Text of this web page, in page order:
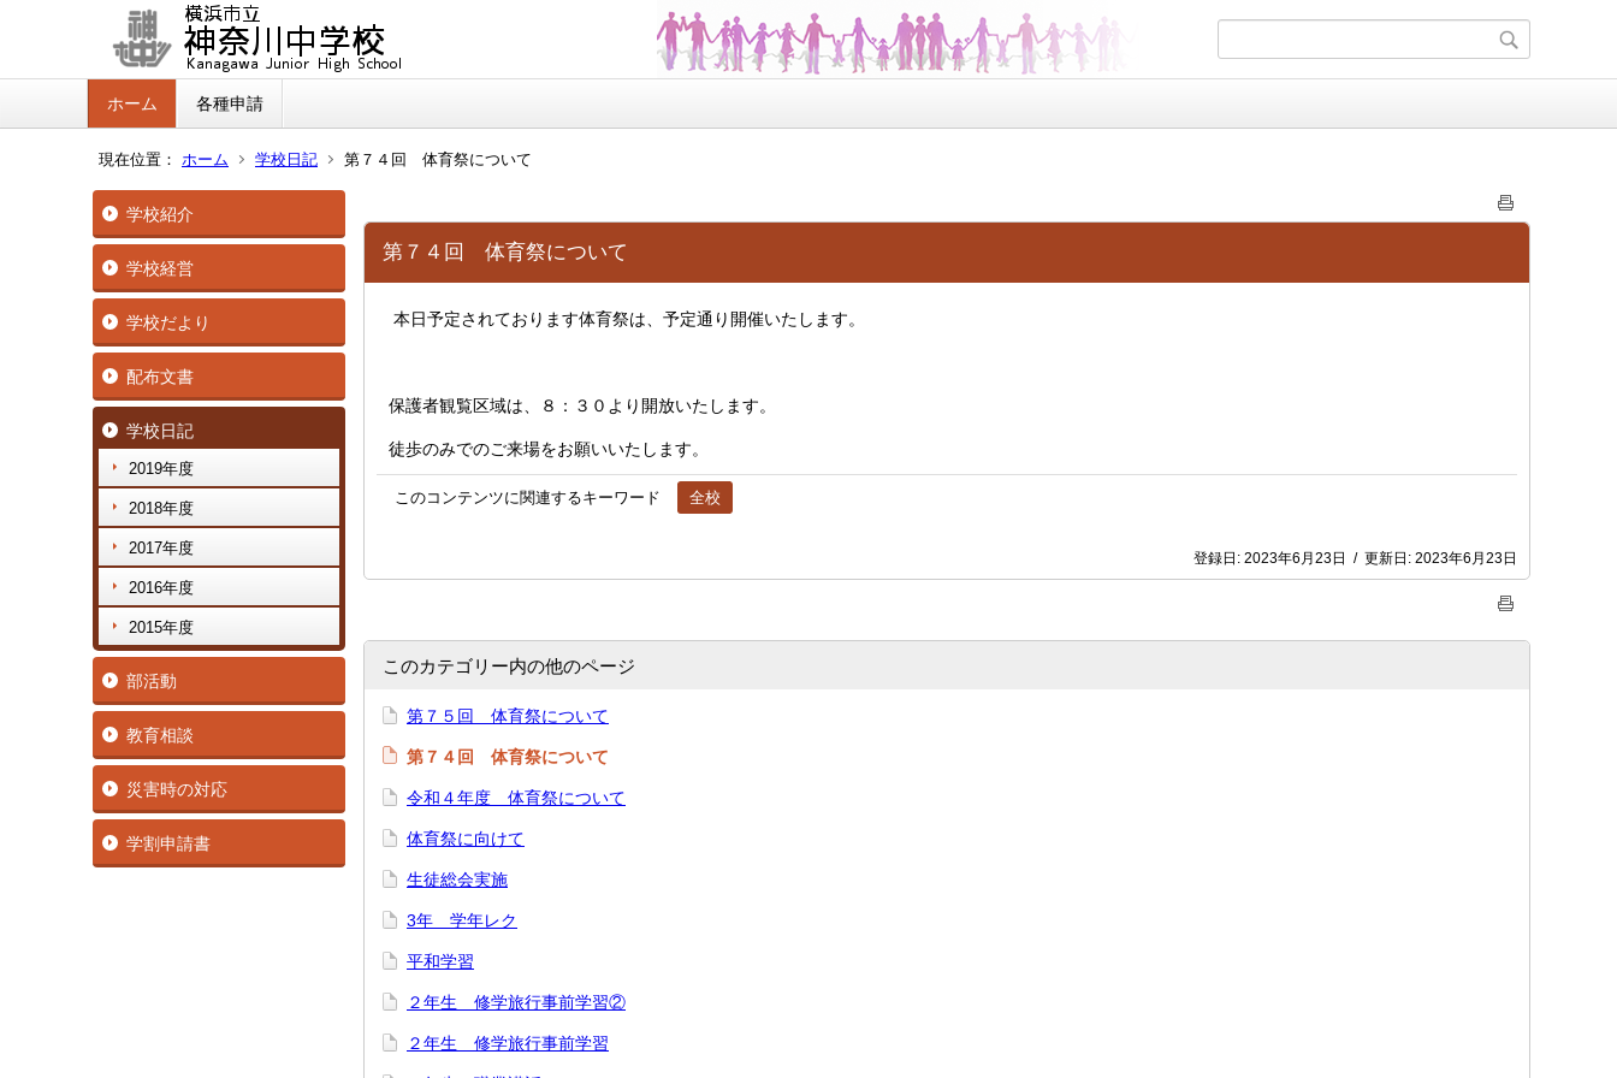
ホーム 各種申請
現在位置： ホーム 学校日記 第７４回 体育祭について
学校紹介
学校経営
学校だより
配布文書
学校日記
2019年度
2018年度
2017年度
2016年度
2015年度
部活動
教育相談
災害時の対応
学割申請書
第７４回 体育祭について
本日予定されております体育祭は、予定通り開催いたします。
保護者観覧区域は、８：３０より開放いたします。
徒歩のみでのご来場をお願いいたします。
このコンテンツに関連するキーワード 全校
登録日: 2023年6月23日 / 更新日: 2023年6月23日
このカテゴリー内の他のページ
第７５回 体育祭について
第７４回 体育祭について
令和４年度 体育祭について
体育祭に向けて
生徒総会実施
3年 学年レク
平和学習
２年生 修学旅行事前学習②
２年生 修学旅行事前学習